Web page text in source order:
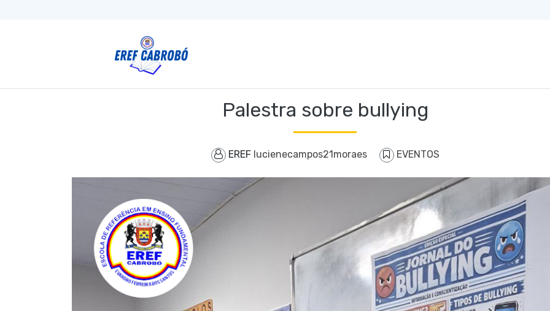
Palestra sobre bullying
EREF lucienecampos21moraes EVENTOS